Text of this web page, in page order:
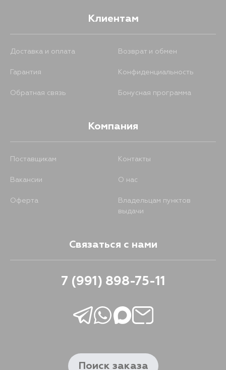
13 августа 479
19 августа
Клиентам
Доставка и оплата Возврат и обмен
Гарантия Конфиденциальность
Обратная связь Бонусная программа
Компания
Поставщикам Контакты
Вакансии О нас
Оферта
Владельцам пунктов
выдачи
Связаться с нами
7 (991) 898-75-11
Поиск заказа